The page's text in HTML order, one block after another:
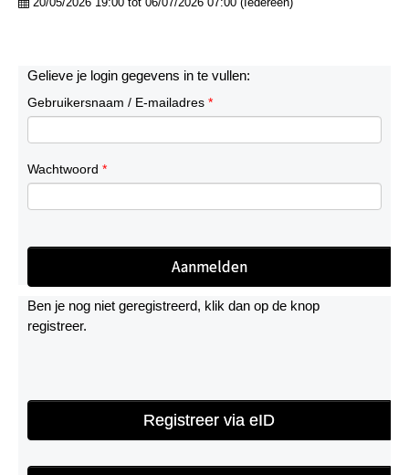
Gelieve je login gegevens in te vullen:
Gebruikersnaam / E-mailadres *
Wachtwoord *
Ben je nog niet geregistreerd, klik dan op de knop
registreer.
Registreer via eID